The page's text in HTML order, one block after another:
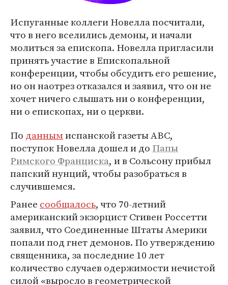
Испуганные коллеги Новелла посчитали,
что в него вселились демоны, и начали
молиться за епископа. Новелла пригласили
принять участие в Епископальной
конференции, чтобы обсудить его решение,
но он наотрез отказался и заявил, что он не
хочет ничего слышать ни о конференции,
ни о епископах, ни о церкви.
По даннымиспанской газеты ABC,
поступок Новелла дошел и до Папы
Римского Франциска, и в Сольсону прибыл
папский нунций, чтобы разобраться в
случившемся.
Ранее сообщалось, что 70-летний
американский экзорцист Стивен Россетти
заявил, что Соединенные Штаты Америки
попали под гнет демонов. По утверждению
священника, за последние 10 лет
количество случаев одержимости нечистой
силой «выросло в геометрической